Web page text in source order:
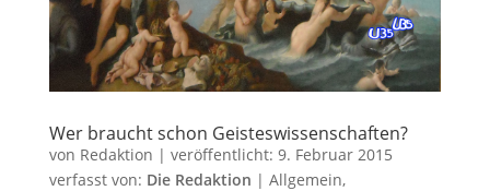
Wer braucht schon Geisteswissenschaften?
von Redaktion | veröffentlicht: 9. Februar 2015
verfasst von: Die Redaktion | Allgemein,